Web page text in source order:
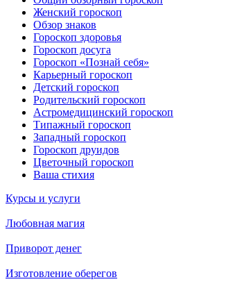
Женский гороскоп
Обзор знаков
Гороскоп здоровья
Гороскоп досуга
Гороскоп «Познай себя»
Карьерный гороскоп
Детский гороскоп
Родительский гороскоп
Астромедицинский гороскоп
Типажный гороскоп
Западный гороскоп
Гороскоп друидов
Цветочный гороскоп
Ваша стихия
Курсы и услуги
Любовная магия
Приворот денег
Изготовление оберегов